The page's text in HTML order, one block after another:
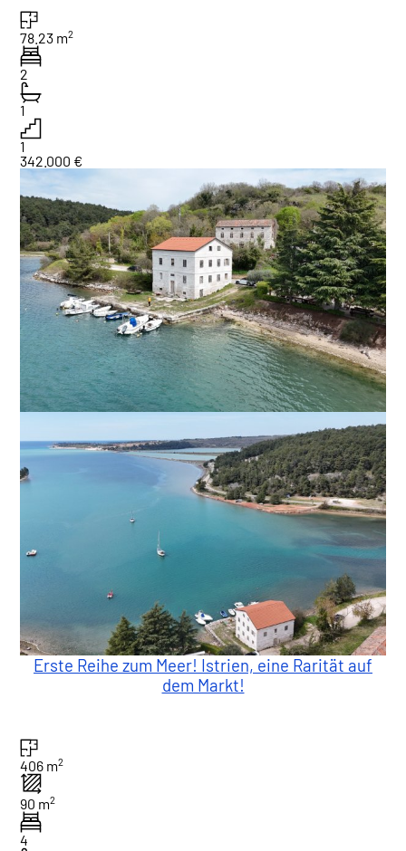
78.23 m2
2
1
1
342.000 €
Erste Reihe zum Meer! Istrien, eine Rarität auf
dem Markt!
406 m2
90 m2
4